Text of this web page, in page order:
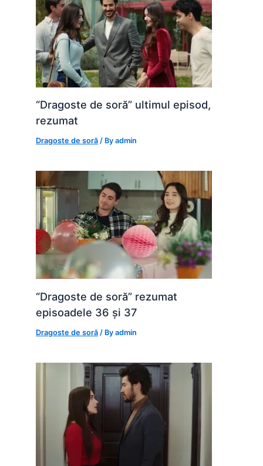
“Dragoste de soră” ultimul episod,
rezumat
Dragoste de soră / Byadmin
“Dragoste de soră” rezumat
episoadele 36 și 37
Dragoste de soră / Byadmin